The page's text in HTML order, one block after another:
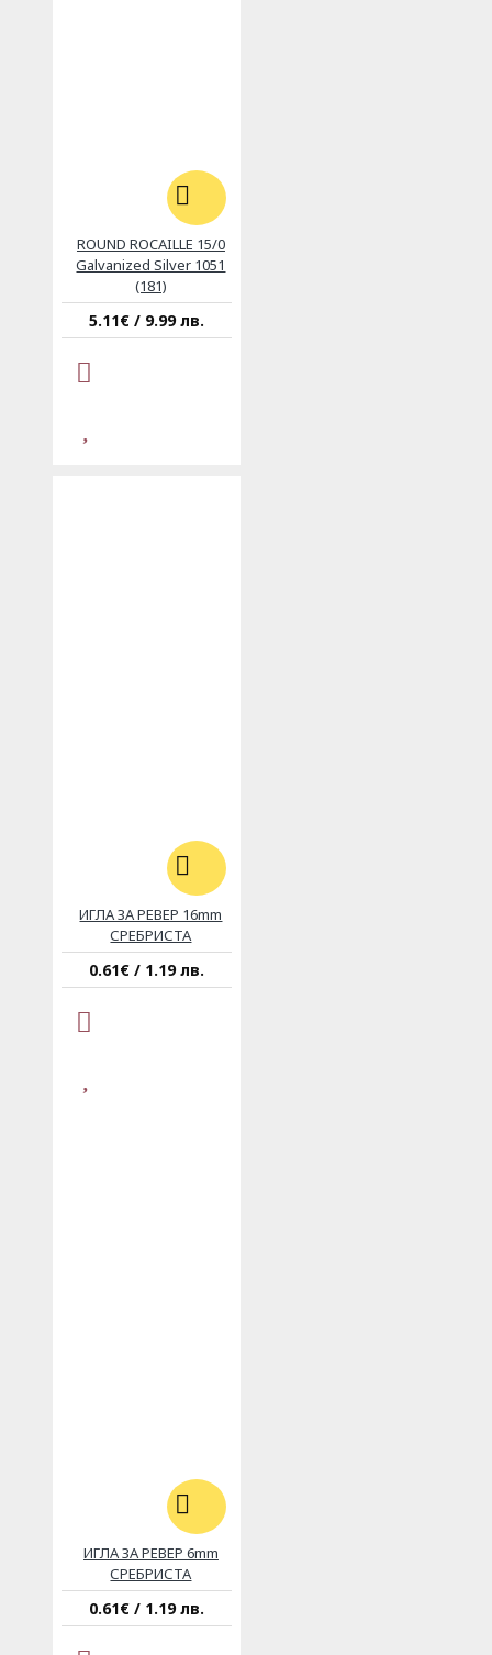
ROUND ROCAILLE 15/0
Galvanized Silver 1051
(181)
5.11€ / 9.99 лв.
ИГЛА ЗА РЕВЕР 16mm
СРЕБРИСТА
0.61€ / 1.19 лв.
ИГЛА ЗА РЕВЕР 6mm
СРЕБРИСТА
0.61€ / 1.19 лв.